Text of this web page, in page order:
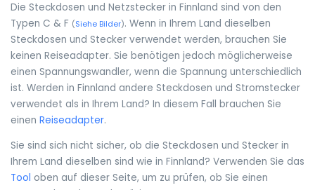
Die Steckdosen und Netzstecker in Finnland sind von den
Typen C & F (Siehe Bilder). Wenn in Ihrem Land dieselben
Steckdosen und Stecker verwendet werden, brauchen Sie
keinen Reiseadapter. Sie benötigen jedoch möglicherweise
einen Spannungswandler, wenn die Spannung unterschiedlich
ist. Werden in Finnland andere Steckdosen und Stromstecker
verwendet als in Ihrem Land? In diesem Fall brauchen Sie
einen Reiseadapter.
Sie sind sich nicht sicher, ob die Steckdosen und Stecker in
Ihrem Land dieselben sind wie in Finnland? Verwenden Sie das
Tool oben auf dieser Seite, um zu prüfen, ob Sie einen